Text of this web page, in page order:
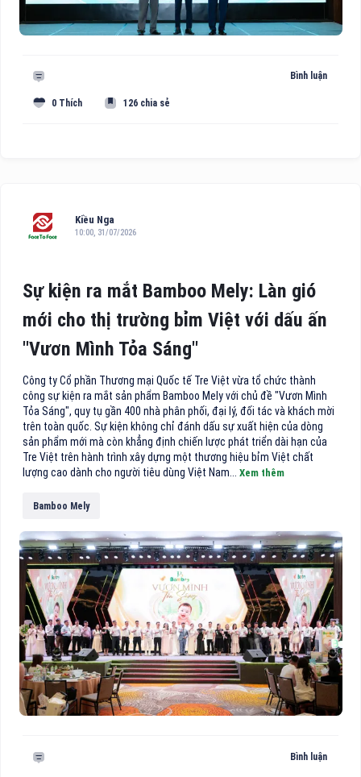
Bình luận
0 Thích 126 chia sẻ
Kiều Nga
10:00, 31/07/2026
Sự kiện ra mắt Bamboo Mely: Làn gió
mới cho thị trường bỉm Việt với dấu ấn
"Vươn Mình Tỏa Sáng"
Công ty Cổ phần Thương mại Quốc tế Tre Việt vừa tổ chức thành
công sự kiện ra mắt sản phẩm Bamboo Mely với chủ đề "Vươn Mình
Tỏa Sáng", quy tụ gần 400 nhà phân phối, đại lý, đối tác và khách mời
trên toàn quốc. Sự kiện không chỉ đánh dấu sự xuất hiện của dòng
sản phẩm mới mà còn khẳng định chiến lược phát triển dài hạn của
Tre Việt trên hành trình xây dựng một thương hiệu bỉm Việt chất
lượng cao dành cho người tiêu dùng Việt Nam... Xem thêm
Bamboo Mely
Bình luận